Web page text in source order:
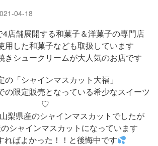
04-18
店舗展開する和菓子＆洋菓子の専門店
用した和菓子なども取扱しています
きシュークリームが大人気のお店です
の「シャインマスカット大福」
の限定販売となっている希少なスイーツ
♡
梨県産のシャインマスカットでしたが
シャインマスカットになっています
ればよかった！！と後悔中です